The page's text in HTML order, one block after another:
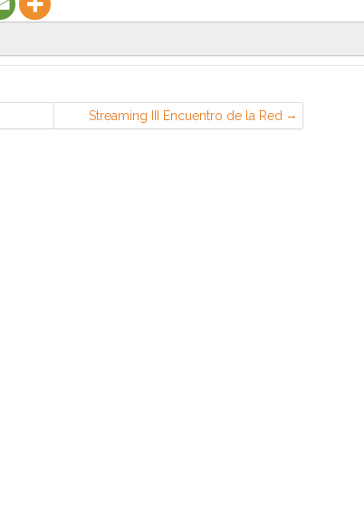
Streaming III Encuentro de la Red
Sindical Internacional de Solidaridad